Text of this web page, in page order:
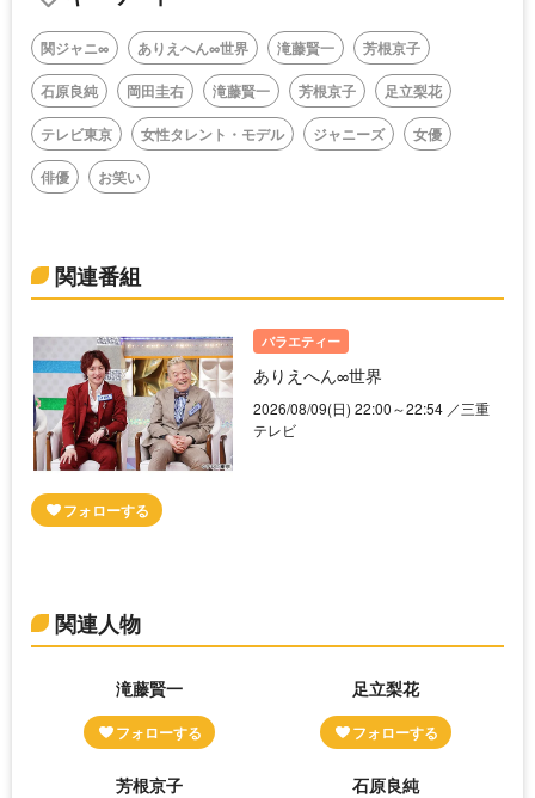
関ジャニ∞ ありえへん∞世界 滝藤賢一
芳根京子
石原良純
岡田圭右 滝藤賢一 芳根京子
足立梨花
テレビ東京
女性タレント・モデル ジャニーズ
女優
俳優
お笑い
関連番組
バラエティー
ありえへん∞世界
2026/08/09(日) 22:00～22:54 ／三重
テレビ
関連人物
滝藤賢一 足立梨花
芳根京子 石原良純